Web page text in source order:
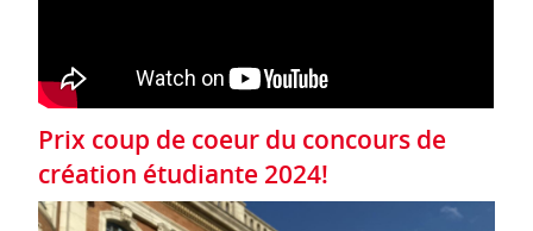
Prix coup de coeur du concours de
création étudiante 2024!